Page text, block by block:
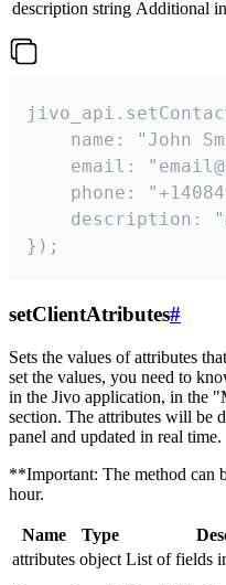
description string Additional
name: "John
email:
phone:
description:
});
setClientAtributes#
Sets the values ​​of attributes
set the values, you need to
in the Jivo application, in the
section. The attributes will be
panel and updated in real time.
**Important: The method can
hour.
Name Type
attributes object List of fields